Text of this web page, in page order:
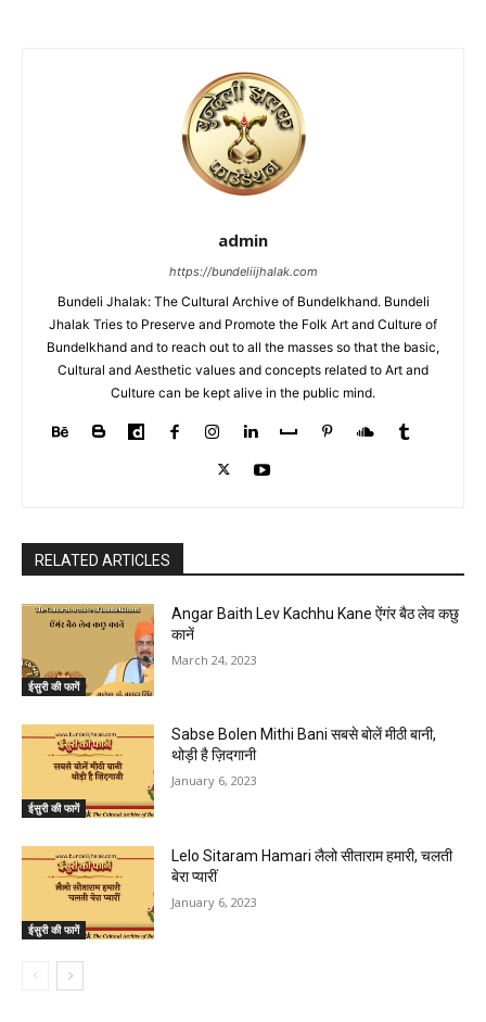
admin
https://bundeliijhalak.com
Bundeli Jhalak: The Cultural Archive of Bundelkhand. Bundeli
Jhalak Tries to Preserve and Promote the Folk Art and Culture of
Bundelkhand and to reach out to all the masses so that the basic,
Cultural and Aesthetic values and concepts related to Art and
Culture can be kept alive in the public mind.
RELATED ARTICLES
ईसुरी की फागें
Angar Baith Lev Kachhu Kane ऐंगंर बैठ लेव कछु
कानें
March 24, 2023
ईसुरी की फागें
Sabse Bolen Mithi Bani सबसे बोलें मीठी बानी,
थोड़ी है ज़िदगानी
January 6, 2023
ईसुरी की फागें
Lelo Sitaram Hamari लैलो सीताराम हमारी, चलती
बेरा प्यारीं
January 6, 2023